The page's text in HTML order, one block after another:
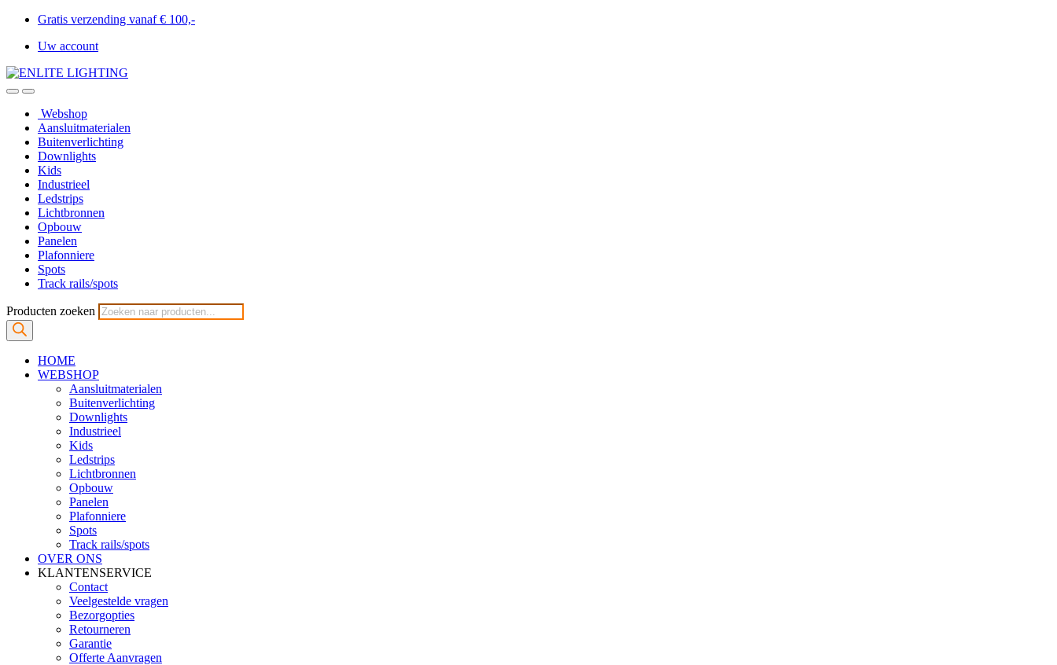
Gratis verzending vanaf € 100,-
Uw account
Webshop
Aansluitmaterialen
Buitenverlichting
Downlights
Kids
Industrieel
Ledstrips
Lichtbronnen
Opbouw
Panelen
Plafonniere
Spots
Track rails/spots
Producten zoeken
HOME
WEBSHOP
Aansluitmaterialen
Buitenverlichting
Downlights
Industrieel
Kids
Ledstrips
Lichtbronnen
Opbouw
Panelen
Plafonniere
Spots
Track rails/spots
OVER ONS
KLANTENSERVICE
Contact
Veelgestelde vragen
Bezorgopties
Retourneren
Garantie
Offerte Aanvragen